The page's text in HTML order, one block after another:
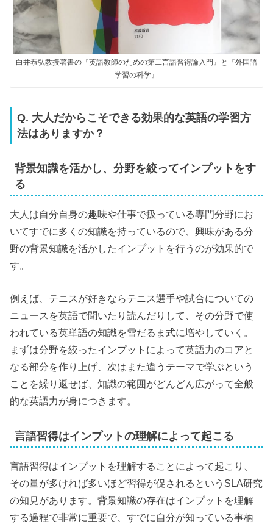
白井恭弘教授著書の『英語教師のための第二言語習得論入門』と『外国語
学習の科学』
Q. 大人だからこそできる効果的な英語の学習方
法はありますか？
背景知識を活かし、分野を絞ってインプットをす
る
大人は自分自身の趣味や仕事で扱っている専門分野にお
いてすでに多くの知識を持っているので、興味がある分
野の背景知識を活かしたインプットを行うのが効果的で
す。
例えば、テニスが好きならテニス選手や試合についての
ニュースを英語で聞いたり読んだりして、その分野で使
われている英単語の知識を雪だるま式に増やしていく。
まずは分野を絞ったインプットによって英語力のコアと
なる部分を作り上げ、次はまた違うテーマで学ぶという
ことを繰り返せば、知識の範囲がどんどん広がって全般
的な英語力が身につきます。
言語習得はインプットの理解によって起こる
言語習得はインプットを理解することによって起こり、
その量が多ければ多いほど習得が促されるというSLA研究
の知見があります。背景知識の存在はインプットを理解
する過程で非常に重要で、すでに自分が知っている事柄